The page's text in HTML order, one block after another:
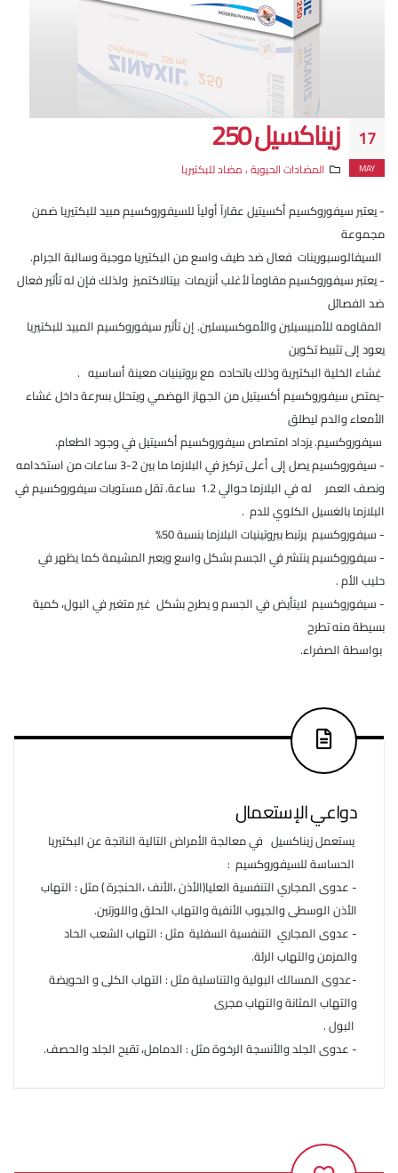
17
MAY
زيناكسيل 250
المضادات الحيوية ، مضاد للبكتيريا
- يعتبر سيفوروكسيم أكسيتيل عقاراً أولياً للسيفوروكسيم مبيد للبكتيريا ضمن
مجموعة
السيفالوسبورينات فعال ضد طيف واسع من البكتيريا موجبة وسالبة الجرام.
- يعتبر سيفوروكسيم مقاوماً لأغلب أنزيمات بيتالاكتميز ولذلك فإن له تأثير فعال
ضد الفصائل
المقاومه للأمبيسيلين والأموكسيسلين. إن تأثير سيفوروكسيم المبيد للبكتيريا
يعود إلى تثبيط تكوين
غشاء الخلية البكتيرية وذلك باتحاده مع بروتينيات معينة أساسيه .
-يمتص سيفوروكسيم أكسيتيل من الجهاز الهضمي ويتحلل بسرعة داخل غشاء
الأمعاء والدم ليطلق
سيفوروكسيم. يزداد امتصاص سيفوروكسيم أكسيتيل في وجود الطعام.
- سيفوروكسيم يصل إلى أعلى تركيز في البلازما ما بين 2-3 ساعات من استخدامه
ونصف العمر له في البلازما حوالي 1.2 ساعة. تقل مستويات سيفوروكسيم في
البلازما بالغسيل الكلوي للدم .
- سيفوروكسيم يرتبط ببروتينيات البلازما بنسبة 50%
- سيفوروكسيم ينتشر في الجسم بشكل واسع ويعبر المشيمة كما يظهر في
حليب الأم .
- سيفوروكسيم لايتأيض في الجسم و يطرح بشكل غير متغير في البول، كمية
بسيطة منه تطرح
بواسطة الصفراء.
دواعي الإستعمال
يستعمل زيناكسيل في معالجة الأمراض التالية الناتجة عن البكتيريا
الحساسة للسيفوروكسيم :
- عدوى المجاري التنفسية العليا(الأذن ،الأنف ،الحنجرة ) مثل : التهاب
الأذن الوسطى والجيوب الأنفية والتهاب الحلق واللوزتين.
- عدوى المجاري التنفسية السفلية مثل : التهاب الشعب الحاد
والمزمن والتهاب الرئة.
-عدوى المسالك البولية والتناسلية مثل : التهاب الكلى و الحويضة
والتهاب المثانة والتهاب مجرى
البول .
- عدوى الجلد والأنسجة الرخوة مثل : الدمامل، تقيح الجلد والحصف.